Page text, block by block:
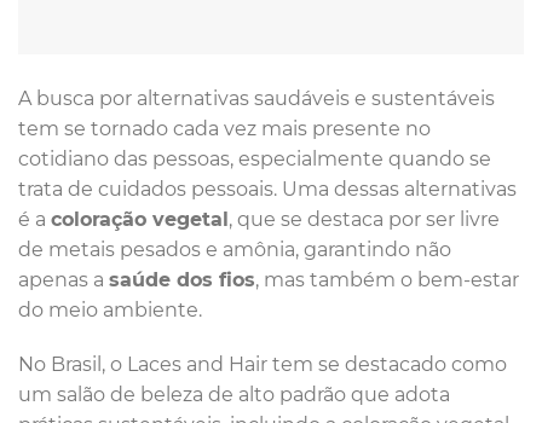
A busca por alternativas saudáveis e sustentáveis
tem se tornado cada vez mais presente no
cotidiano das pessoas, especialmente quando se
trata de cuidados pessoais. Uma dessas alternativas
é a coloração vegetal, que se destaca por ser livre
de metais pesados e amônia, garantindo não
apenas a saúde dos fios, mas também o bem-estar
do meio ambiente.
No Brasil, o Laces and Hair tem se destacado como
um salão de beleza de alto padrão que adota